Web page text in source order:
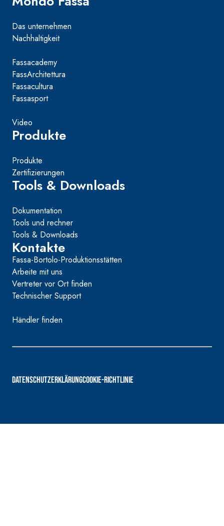
Das unternehmen
Nachhaltigkeit
Fassacademy
FassArchitettura
Fassacultura
Fassasport
Video
Produkte
Produkte
Zertifizierungen
Tools & Downloads
Dokumentation
Tools und rechner
Tools & Downloads
Kontakte
Fassa-Bortolo-Produktionsstätten
Arbeite mit uns
Vertreter vor Ort finden
Technischer Support
Händler finden
DATENSCHUTZERKLÄRUNGCOOKIE-RICHTLINIE